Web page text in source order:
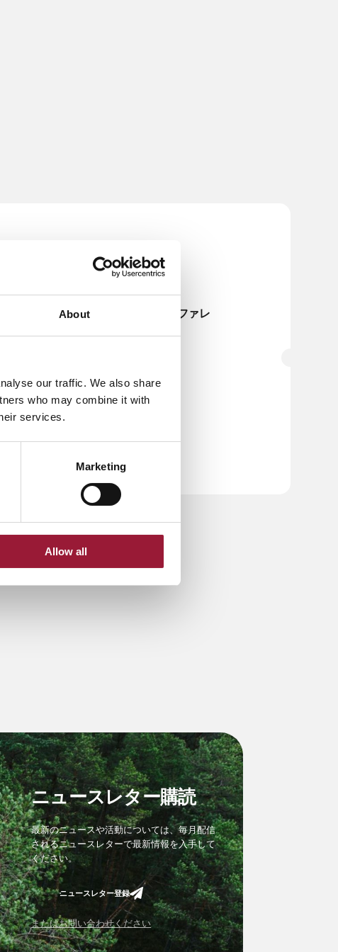
About
our traffic. We also share
who may combine it with
services.
Marketing
Allow all
TechHubビジネスカンファレ
リガ旧市街
リガ旧市街の鳥瞰図
JPG形式
ニュースレター購読
最新のニュースや活動については、毎月配信
されるニュースレターで最新情報を入手して
ください。
ニュースレター登録
またはお問い合わせください